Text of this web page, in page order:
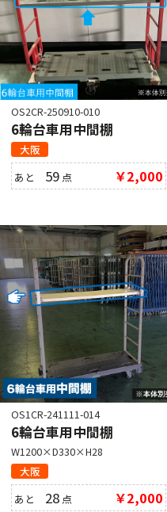
OS2CR-250910-010
6輪台車用中間棚
大阪
あと 59 点 ￥2,000
OS1CR-241111-014
6輪台車用中間棚
W1200×D330×H28
大阪
あと 28 点 ￥2,000